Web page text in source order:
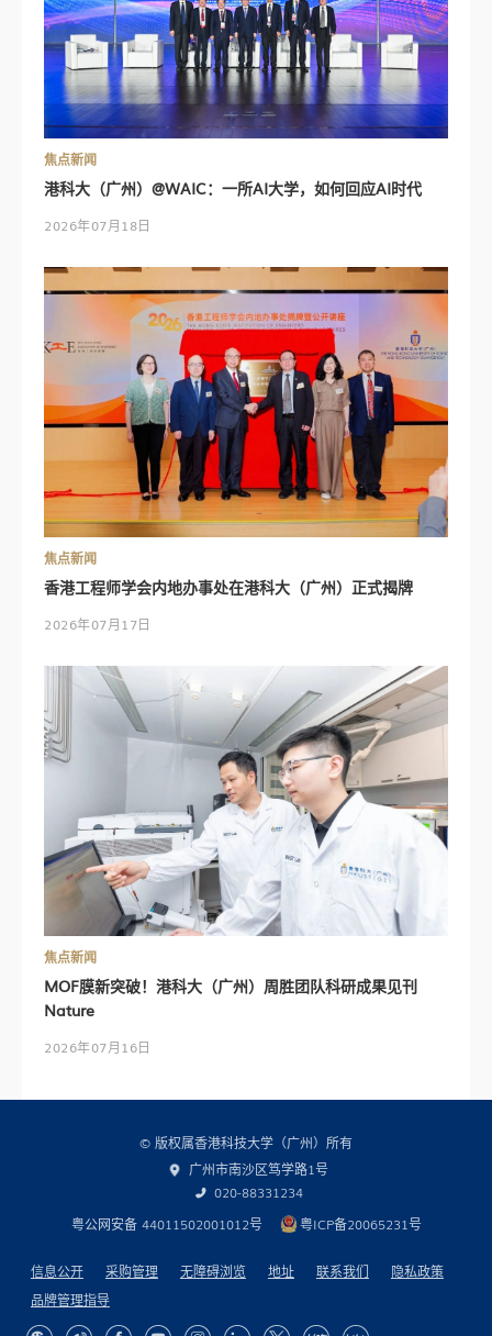
焦点新闻
港科大（广州）@WAIC：一所AI大学，如何回应AI时代
2026年07月18日
焦点新闻
香港工程师学会内地办事处在港科大（广州）正式揭牌
2026年07月17日
焦点新闻
MOF膜新突破！港科大（广州）周胜团队科研成果见刊
Nature
2026年07月16日
© 版权属香港科技大学（广州）所有
广州市南沙区笃学路1号
020-88331234
粤公网安备 44011502001012号
粤ICP备20065231号
信息公开 采购管理 无障碍浏览 地址 联系我们
隐私政策
品牌管理指导